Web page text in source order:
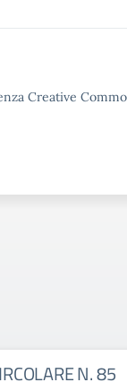
Creative
N. 85